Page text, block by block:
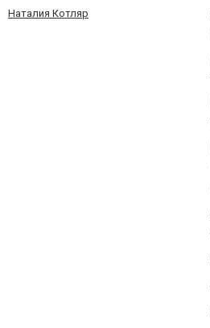
Наталия Котляр